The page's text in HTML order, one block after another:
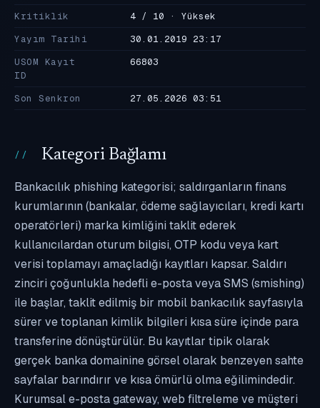
Kritiklik
4 / 10 · Yüksek
Yayım Tarihi
30.01.2019 23:17
USOM Kayıt
ID
66803
Son Senkron 27.05.2026 03:51
Kategori Bağlamı
Bankacılık phishing kategorisi; saldırganların finans
kurumlarının (bankalar, ödeme sağlayıcıları, kredi kartı
operatörleri) marka kimliğini taklit ederek
kullanıcılardan oturum bilgisi, OTP kodu veya kart
verisi toplamayı amaçladığı kayıtları kapsar. Saldırı
zinciri çoğunlukla hedefli e-posta veya SMS (smishing)
ile başlar, taklit edilmiş bir mobil bankacılık sayfasıyla
sürer ve toplanan kimlik bilgileri kısa süre içinde para
transferine dönüştürülür. Bu kayıtlar tipik olarak
gerçek banka domainine görsel olarak benzeyen sahte
sayfalar barındırır ve kısa ömürlü olma eğilimindedir.
Kurumsal e-posta gateway, web filtreleme ve müşteri